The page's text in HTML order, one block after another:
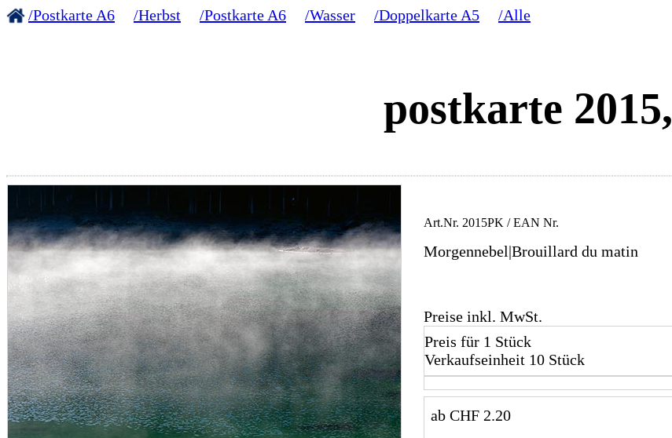
/Postkarte A6 /Herbst /Postkarte A6 /Wasser /Doppelkarte A5 /Alle
postkarte 2015,
Art.Nr.2015PK / EAN Nr.
Morgennebel|Brouillard du matin
Preise inkl. MwSt.
Preis für 1 Stück
Verkaufseinheit 10 Stück
ab CHF 2.20